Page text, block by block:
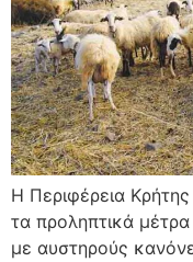
Η Περιφέρεια
τα προληπτικά
με αυστηρούς